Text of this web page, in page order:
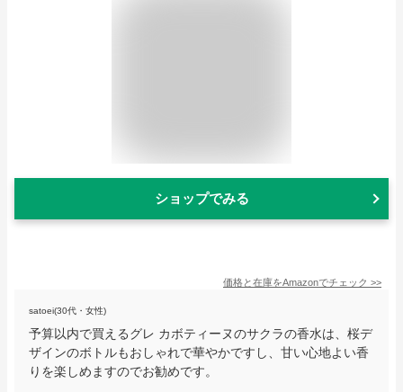
ショップでみる
価格と在庫をAmazonでチェック >>
satoei(30代・女性)
予算以内で買えるグレ カボティーヌのサクラの香水は、桜デ
ザインのボトルもおしゃれで華やかですし、甘い心地よい香
りを楽しめますのでお勧めです。